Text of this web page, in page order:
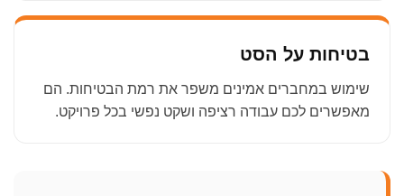
בטיחות על הסט
שימוש במחברים אמינים משפר את רמת הבטיחות. הם
מאפשרים לכם עבודה רציפה ושקט נפשי בכל פרויקט.